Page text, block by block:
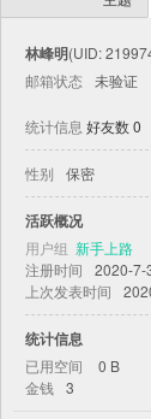
林峰明(UID:
邮箱状态
未验证
统计信息 好友数 0
性别 保密
活跃概况
用户组 新手上路
注册时间
2020-7-
上次发表时间
统计信息
已用空间 0 B
金钱
3